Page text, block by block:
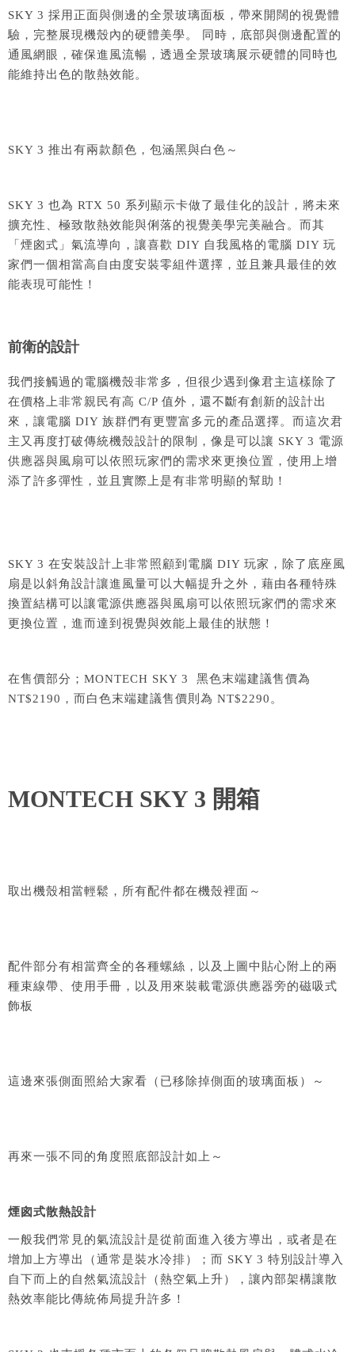
SKY 3 採用正面與側邊的全景玻璃面板，帶來開闊的視覺體
驗，完整展現機殼內的硬體美學。 同時，底部與側邊配置的
通風網眼，確保進風流暢，透過全景玻璃展示硬體的同時也
能維持出色的散熱效能。
SKY 3 推出有兩款顏色，包涵黑與白色～
SKY 3 也為 RTX 50 系列顯示卡做了最佳化的設計，將未來
擴充性、極致散熱效能與俐落的視覺美學完美融合。而其
「煙囪式」氣流導向，讓喜歡 DIY 自我風格的電腦 DIY 玩
家們一個相當高自由度安裝零組件選擇，並且兼具最佳的效
能表現可能性！
前衛的設計
我們接觸過的電腦機殼非常多，但很少遇到像君主這樣除了
在價格上非常親民有高 C/P 值外，還不斷有創新的設計出
來，讓電腦 DIY 族群們有更豐富多元的產品選擇。而這次君
主又再度打破傳統機殼設計的限制，像是可以讓 SKY 3 電源
供應器與風扇可以依照玩家們的需求來更換位置，使用上增
添了許多彈性，並且實際上是有非常明顯的幫助！
SKY 3 在安裝設計上非常照顧到電腦 DIY 玩家，除了底座風
扇是以斜角設計讓進風量可以大幅提升之外，藉由各種特殊
換置結構可以讓電源供應器與風扇可以依照玩家們的需求來
更換位置，進而達到視覺與效能上最佳的狀態！
在售價部分；MONTECH SKY 3 黑色末端建議售價為
NT$2190，而白色末端建議售價則為 NT$2290。
MONTECH SKY 3 開箱
取出機殼相當輕鬆，所有配件都在機殼裡面～
配件部分有相當齊全的各種螺絲，以及上圖中貼心附上的兩
種束線帶、使用手冊，以及用來裝載電源供應器旁的磁吸式
飾板
這邊來張側面照給大家看（已移除掉側面的玻璃面板）～
再來一張不同的角度照底部設計如上～
煙囪式散熱設計
一般我們常見的氣流設計是從前面進入後方導出，或者是在
增加上方導出（通常是裝水冷排）；而 SKY 3 特別設計導入
自下而上的自然氣流設計（熱空氣上升），讓內部架構讓散
熱效率能比傳統佈局提升許多！